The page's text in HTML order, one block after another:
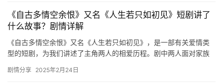
《自古多情空余恨》又名《人生若只如初见》短剧讲了
什么故事？剧情详解
《自古多情空余恨》又名《人生若只如初见》，是一部有关爱情类
型的短剧，为我们讲述了主角两人的相爱历程。剧中两人面对家族
知自…
剧情分享 2025年2月24日